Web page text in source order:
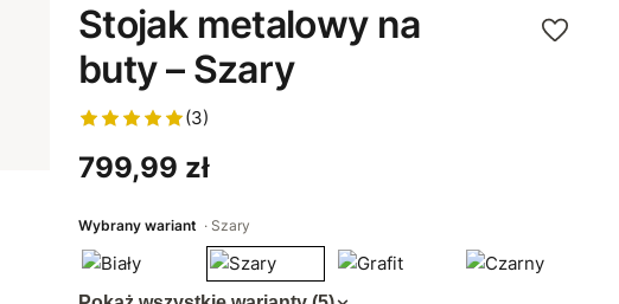
Stojak metalowy na
buty – Szary
(3)
799,99 zł
Wybrany wariant Szary